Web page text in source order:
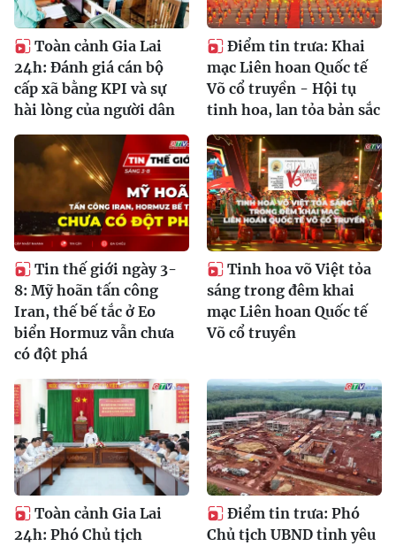
Toàn cảnh Gia Lai
24h: Đánh giá cán bộ
cấp xã bằng KPI và sự
hài lòng của người dân
Điểm tin trưa: Khai
mạc Liên hoan Quốc tế
Võ cổ truyền - Hội tụ
tinh hoa, lan tỏa bản sắc
Tin thế giới ngày 3-
8: Mỹ hoãn tấn công
Iran, thế bế tắc ở Eo
biển Hormuz vẫn chưa
có đột phá
Tinh hoa võ Việt tỏa
sáng trong đêm khai
mạc Liên hoan Quốc tế
Võ cổ truyền
Toàn cảnh Gia Lai
24h: Phó Chủ tịch
Điểm tin trưa: Phó
Chủ tịch UBND tỉnh yêu